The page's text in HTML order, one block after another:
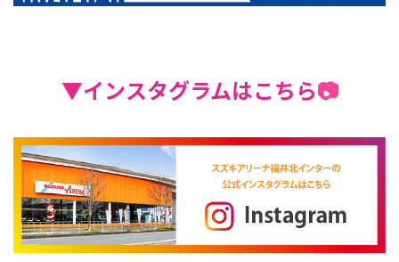
▼インスタグラムはこちら📷